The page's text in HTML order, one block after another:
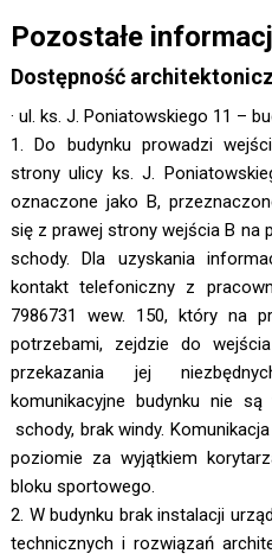
Pozostałe
Dostępność
· ul. ks. J. Poniatowskiego 11 –
1. Do budynku prowadzi
strony ulicy ks. J.
oznaczone jako B,
się z prawej strony wejścia B na
schody. Dla uzyskania
kontakt telefoniczny z
7986731 wew. 150, który na
potrzebami, zejdzie do
przekazania jej
komunikacyjne budynku nie
schody, brak windy.
poziomie za wyjątkiem
bloku sportowego.
2. W budynku brak instalacji
technicznych i rozwiązań